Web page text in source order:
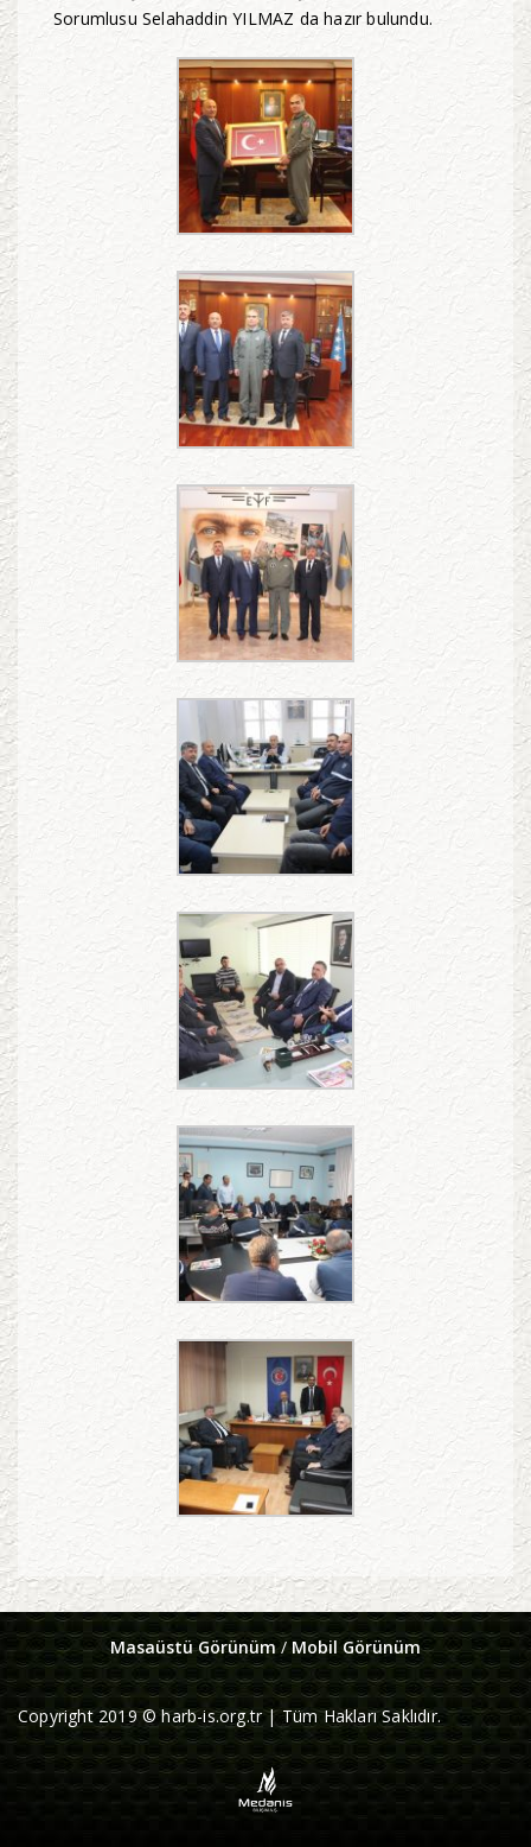
Sorumlusu Selahaddin YILMAZ da hazır bulundu.
Masaüstü Görünüm/ Mobil Görünüm
Copyright 2019 © harb-is.org.tr | Tüm Hakları Saklıdır.